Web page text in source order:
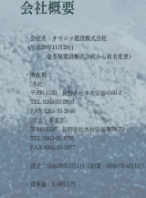
​会社概要
・ 会社名：サワンド建設株式会社
（平成28年11月29日
金多屋建設株式会社から社名変更）
・所在地：
〈本社〉
〒390-1520 長野県松本市安曇4160-2
TEL.0263-93-2810
FAX.0263-93-2046
〈生コン事業部〉
〒390-1520 長野県松本市安曇3878-72
TEL.0263-93-1075
FAX.0263-93-1077
・ 設立： 昭和38年3月1日（創業：昭和7年4月1日）
・資本金： 6,000万円